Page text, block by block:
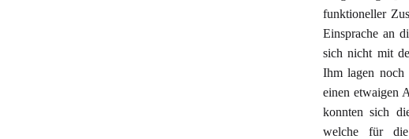
funktioneller
Einsprache an
sich nicht mit
Ihm lagen
einen etwaigen
konnten sich
welche für